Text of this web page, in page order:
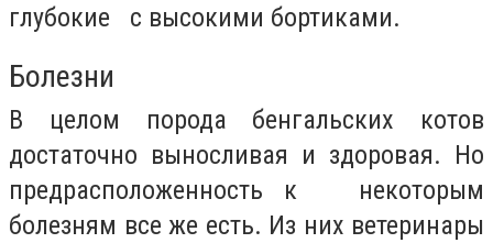
глубокие с высокими бортиками.
Болезни
В целом порода бенгальских котов
достаточно выносливая и здоровая. Но
предрасположенность к некоторым
болезням все же есть. Из них ветеринары